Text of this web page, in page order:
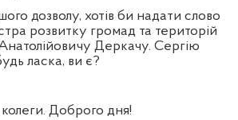
дозволу, хотів би надати слово
розвитку громад та територій
Деркачу. Сергію
ласка, ви є?
Доброго дня!